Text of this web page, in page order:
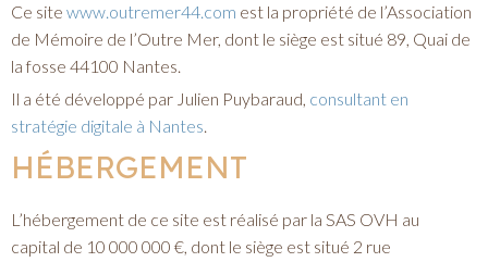
Ce site www.outremer44.com est la propriété de l’Association
de Mémoire de l’Outre Mer, dont le siège est situé 89, Quai de
la fosse 44100 Nantes.
Il a été développé par Julien Puybaraud, consultant en
stratégie digitale à Nantes.
HÉBERGEMENT
L’hébergement de ce site est réalisé par la SAS OVH au
capital de 10 000 000 €, dont le siège est situé 2 rue